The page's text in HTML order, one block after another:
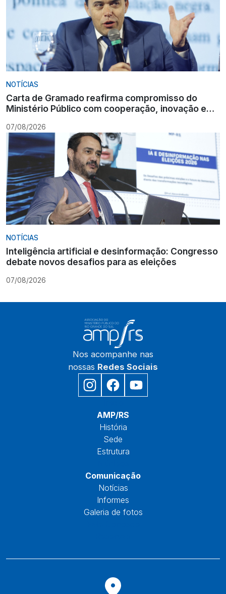
NOTÍCIAS
Carta de Gramado reafirma compromisso do
Ministério Público com cooperação, inovação e
07/08/2026
NOTÍCIAS
Inteligência artificial e desinformação: Congresso
debate novos desafios para as eleições
07/08/2026
Nos acompanhe nas
nossas Redes Sociais
AMP/RS
História
Sede
Estrutura
Comunicação
Notícias
Informes
Galeria de fotos